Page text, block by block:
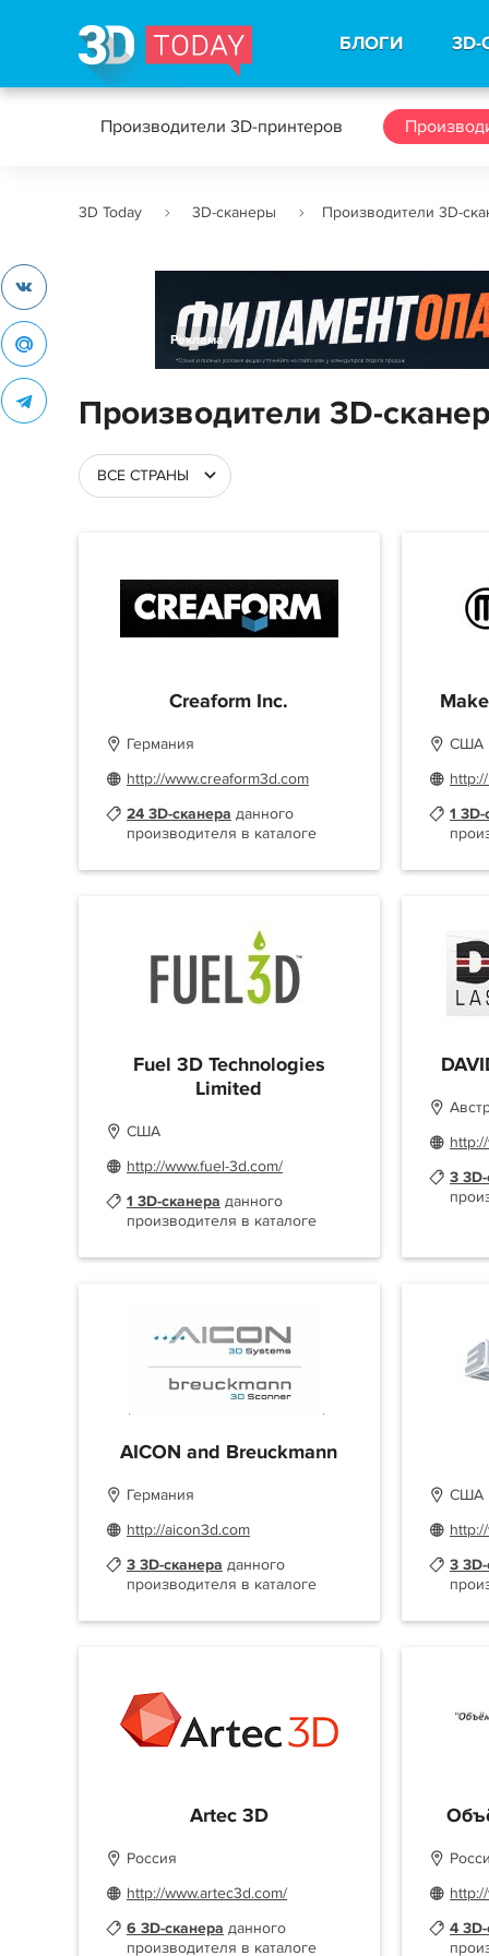
БЛОГИ
Производители 3D-принтеров
3D Today 3D-сканеры Производители 3D-
Реклама
Производители 3D-
ВСЕ СТРАНЫ
Creaform Inc.
Германия
http://www.creaform3d.com
24 3D-сканера данного
производителя в каталоге
США
1
Fuel 3D Technologies
Limited
США
http://www.fuel-3d.com/
1 3D-сканера данного
производителя в каталоге
3
AICON and Breuckmann
Германия
http://aicon3d.com
3 3D-сканера данного
производителя в каталоге
США
3
Artec 3D
Россия
http://www.artec3d.com/
6 3D-сканера данного
производителя в каталоге
4